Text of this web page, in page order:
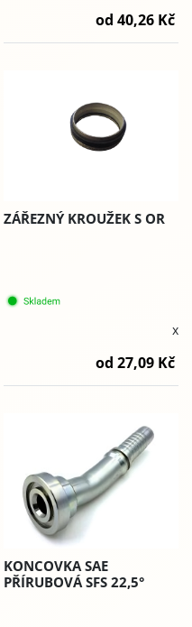
od 40,26 Kč
ZÁŘEZNÝ KROUŽEK S OR
x
od 27,09 Kč
KONCOVKA SAE
PŘÍRUBOVÁ SFS 22,5°